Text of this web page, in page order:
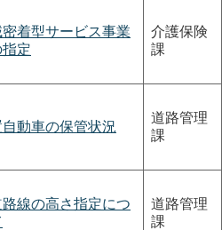
着型サービス事業
指定
介護保険
課
自動車の保管状況
道路管理
課
線の高さ指定につ
道路管理
課